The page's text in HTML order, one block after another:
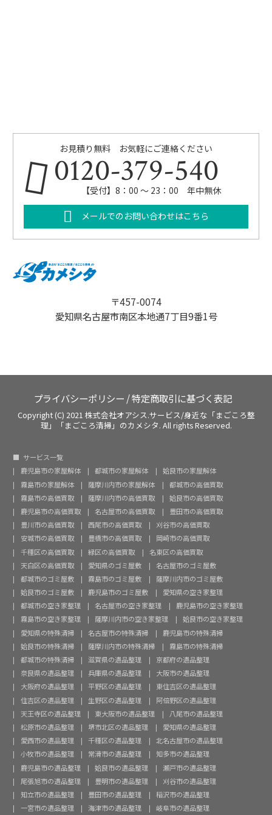
お見積り無料 お気軽にご連絡ください
0120-379-540
【受付】8：00 ～ 23：00 年中無休
メールでのお問い合わせはこちら
〒457-0074
愛知県名古屋市南区本地通7丁目9番1号
プライバシーポリシー /特定商取引に基づく表記
Copyright (C) 2021 株式会社オアシス.サービス/身近な「まごころ整
理」「まごころ清掃」のカメシタ. All rights Reserved.
サービス一覧
鹿児島市の家屋解体
都城市の家屋解体
姶良市の家屋解体
霧島市の家屋解体
薩摩川内市の家屋解体
都城市の高価買取
霧島市の高価買取
薩摩川内市の高価買取
姶良市の高価買取
鹿児島市の高価買取
名古屋市の高価買取
豊田市の高価買取
豊川市の高価買取
西尾市の高価買取
刈谷市の高価買取
安城市の高価買取
豊橋市の高価買取
岡崎市の高価買取
千種区の高価買取
緑区の高価買取
名東区の高価買取
天白区の高価買取
愛知県のゴミ屋敷
名古屋市のゴミ屋敷
都城市のゴミ屋敷
霧島市のゴミ屋敷
薩摩川内市のゴミ屋敷
姶良市のゴミ屋敷
鹿児島市のゴミ屋敷
愛知県の空き家整理
都城市の空き家整理
名古屋市の空き家整理
鹿児島市の空き家整理
霧島市の空き家整理
薩摩川内市の空き家整理
姶良市の空き家整理
愛知県の特殊清掃
名古屋市の特殊清掃
鹿児島市の特殊清掃
姶良市の特殊清掃
薩摩川内市の特殊清掃
霧島市の特殊清掃
都城市の特殊清掃
滋賀県の遺品整理
京都府の遺品整理
奈良県の遺品整理
兵庫県の遺品整理
大阪市の遺品整理
大阪府の遺品整理
平野区の遺品整理
東住吉区の遺品整理
住吉区の遺品整理
生野区の遺品整理
阿倍野区の遺品整理
天王寺区の遺品整理
東大阪市の遺品整理
八尾市の遺品整理
松原市の遺品整理
堺市北区の遺品整理
愛知県の遺品整理
愛西市の遺品整理
千種区の遺品整理
北名古屋市の遺品整理
小牧市の遺品整理
常滑市の遺品整理
知多市の遺品整理
鹿児島市の遺品整理
姶良市の遺品整理
瀬戸市の遺品整理
尾張旭市の遺品整理
豊明市の遺品整理
刈谷市の遺品整理
知立市の遺品整理
豊田市の遺品整理
稲沢市の遺品整理
一宮市の遺品整理
海津市の遺品整理 岐阜市の遺品整理